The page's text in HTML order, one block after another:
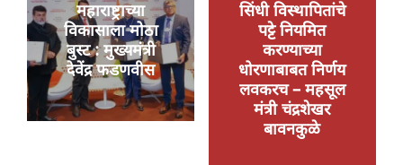
महाराष्ट्राच्या
विकासाला मोठा
बुस्ट : मुख्यमंत्री
देवेंद्र फडणवीस
सिंधी विस्थापितांचे
पट्टे नियमित
करण्याच्या
धोरणाबाबत निर्णय
लवकरच – महसूल
मंत्री चंद्रशेखर
बावनकुळे